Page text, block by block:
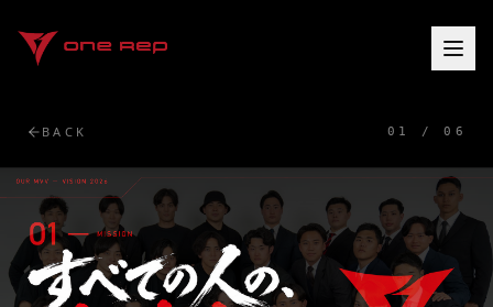
BACK 01 / 06